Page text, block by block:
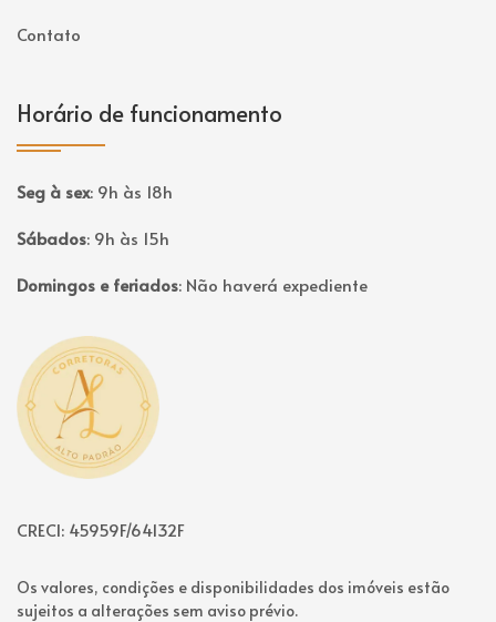
Contato
Horário de funcionamento
Seg à sex: 9h às 18h
Sábados: 9h às 15h
Domingos e feriados: Não haverá expediente
Página inicial
CRECI: 45959F/64132F
Os valores, condições e disponibilidades dos imóveis estão
sujeitos a alterações sem aviso prévio.